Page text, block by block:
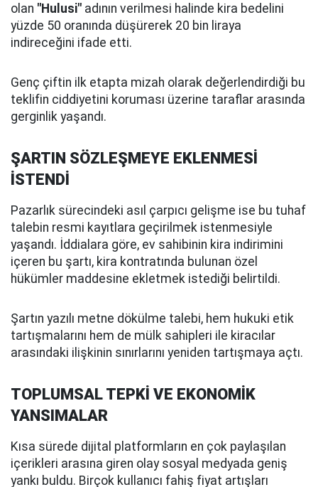
olan "Hulusi" adının verilmesi halinde kira bedelini
yüzde 50 oranında düşürerek 20 bin liraya
indireceğini ifade etti.
Genç çiftin ilk etapta mizah olarak değerlendirdiği bu
teklifin ciddiyetini koruması üzerine taraflar arasında
gerginlik yaşandı.
ŞARTIN SÖZLEŞMEYE EKLENMESİ
İSTENDİ
Pazarlık sürecindeki asıl çarpıcı gelişme ise bu tuhaf
talebin resmi kayıtlara geçirilmek istenmesiyle
yaşandı. İddialara göre, ev sahibinin kira indirimini
içeren bu şartı, kira kontratında bulunan özel
hükümler maddesine ekletmek istediği belirtildi.
Şartın yazılı metne dökülme talebi, hem hukuki etik
tartışmalarını hem de mülk sahipleri ile kiracılar
arasındaki ilişkinin sınırlarını yeniden tartışmaya açtı.
TOPLUMSAL TEPKİ VE EKONOMİK
YANSIMALAR
Kısa sürede dijital platformların en çok paylaşılan
içerikleri arasına giren olay sosyal medyada geniş
yankı buldu. Birçok kullanıcı fahiş fiyat artışları